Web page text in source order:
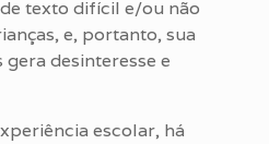
texto difícil e/ou não
e, portanto, sua
desinteresse e
escolar, há